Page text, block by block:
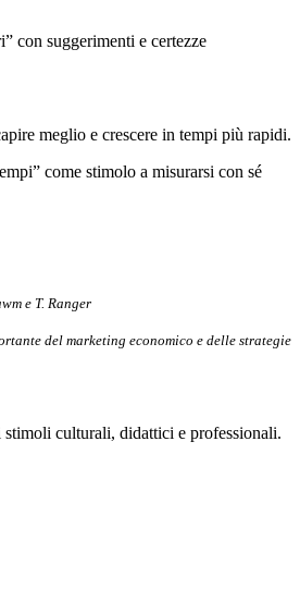
con suggerimenti e certezze
meglio e crescere in tempi più rapidi.
come stimolo a misurarsi con sé
e T. Ranger
del marketing economico e delle strategie
culturali, didattici e professionali.